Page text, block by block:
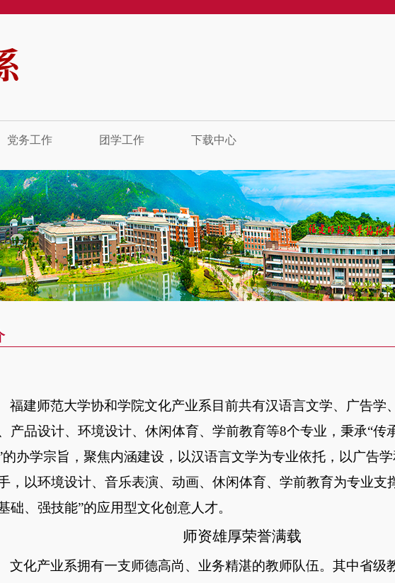
党务工作 团学工作 下载中心
福建师范大学协和学院文化产业系目前共有汉语言文学、广告学
产品设计、环境设计、休闲体育、学前教育等8个专业，秉承“传
的办学宗旨，聚焦内涵建设，以汉语言文学为专业依托，以广告
，以环境设计、音乐表演、动画、休闲体育、学前教育为专业支
础、强技能”的应用型文化创意人才。
师资雄厚荣誉满载
文化产业系拥有一支师德高尚、业务精湛的教师队伍。其中省级